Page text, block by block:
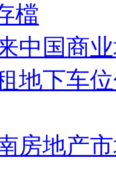
檔
中国商
地下车
房地产